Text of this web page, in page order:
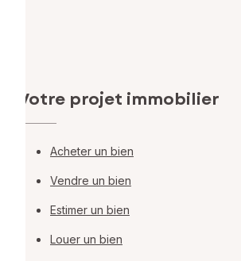
Votre projet immobilier
Acheter un bien
Vendre un bien
Estimer un bien
Louer un bien